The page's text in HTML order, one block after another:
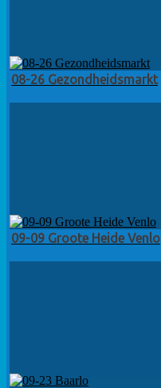
08-26 Gezondheidsmarkt
09-09 Groote Heide Venlo